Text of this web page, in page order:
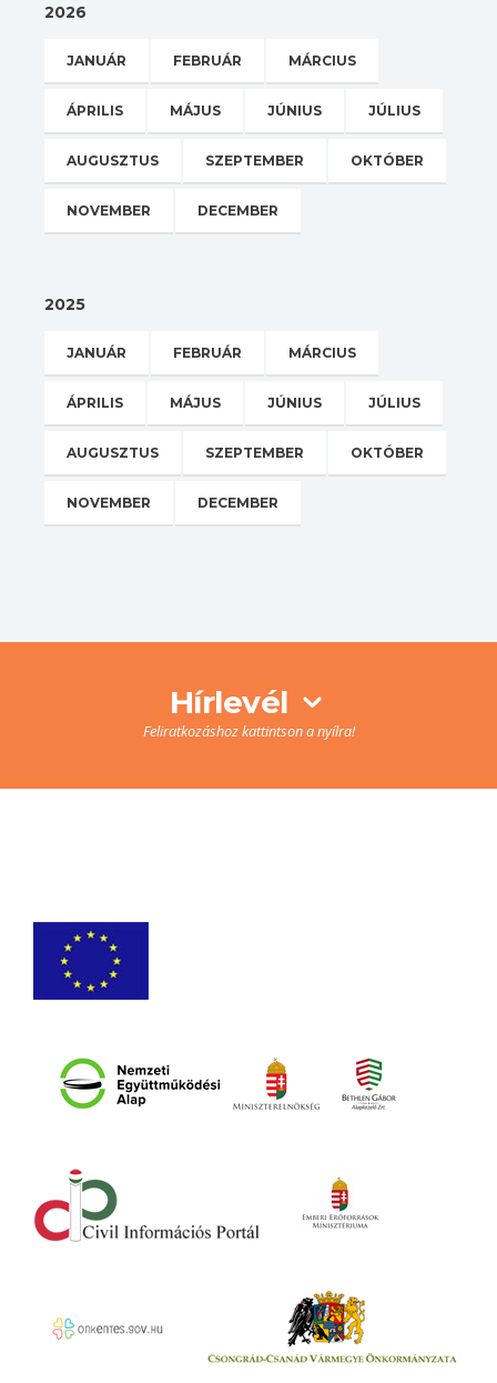
2026
JANUÁR FEBRUÁR MÁRCIUS
ÁPRILIS MÁJUS JÚNIUS JÚLIUS
AUGUSZTUS SZEPTEMBER OKTÓBER
NOVEMBER DECEMBER
2025
JANUÁR FEBRUÁR MÁRCIUS
ÁPRILIS MÁJUS JÚNIUS JÚLIUS
AUGUSZTUS SZEPTEMBER OKTÓBER
NOVEMBER DECEMBER
Hírlevél
Feliratkozáshoz kattintson a nyílra!